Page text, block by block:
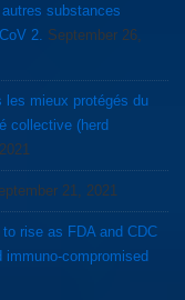
substances
2. September 26,
mieux protégés du
collective (herd
21, 2021
immuno-compromised